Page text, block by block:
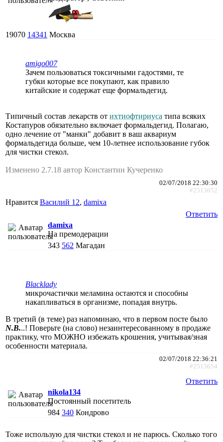
19070 14341 Москва
amigo007
Зачем пользоваться токсичными гадостями, те
губки которые все покупают, как правило
китайские и содержат еще формальдегид.
Типичный состав лекарств от ихтиофтириуса типа всяких
Костапуров обязательно включает формальдегид. Полагаю,
одно лечение от "манки" добавит в ваш аквариум
формальдегида больше, чем 10-летнее использование губок
для чистки стекол.
Изменено 2.7.18 автор Константин Кучеренко
02/07/2018 22:30:30
#2513652
Нравится Василий 12, damixa
Ответить
damixa
На премодерации
343 562 Магадан
Blacklady
микрочастички меламина остаются и способны
накапливаться в организме, попадая внутрь.
В третий (в теме) раз напоминаю, что в первом посте было
N.B...! Поверьте (на слово) незаинтересованному в продаже
практику, что МОЖНО избежать крошения, учитывая/зная
особенности материала.
02/07/2018 22:36:21
#2513654
Ответить
nikola134
Постоянный посетитель
984 340 Кондрово
Тоже использую для чистки стекол и не парюсь. Сколько того